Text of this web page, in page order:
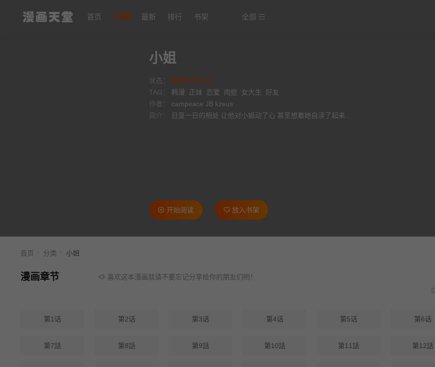
首页 分类 最新 排行 书架 全部
小姐
状态： 连载中 02-10
TAG：
韩漫 正妹 恋爱 肉慾 女大生
好友
作者：
campeace JB kzeus
简介：
日复一日的相处 让他对小姐动了心 甚至想着她自渎了起来...
开始阅读 放入书架
首页 分类 小姐
漫画章节 喜欢这本漫画就请不要忘记分享给你的朋友们哟！
第1话 第2话 第3话 第4话 第5话 第6话
第7話 第8話 第9話 第10話 第11話 第12話